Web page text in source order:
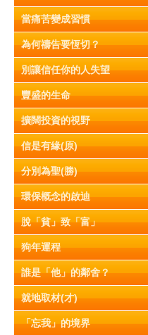
當痛苦變成習慣
為何禱告要恆切？
別讓信任你的人失望
豐盛的生命
擴闊投資的視野
信是有緣(原)
分別為聖(勝)
環保概念的啟迪
脫「貧」致「富」
狗年運程
誰是「他」的鄰舍？
就地取材(才)
「忘我」的境界